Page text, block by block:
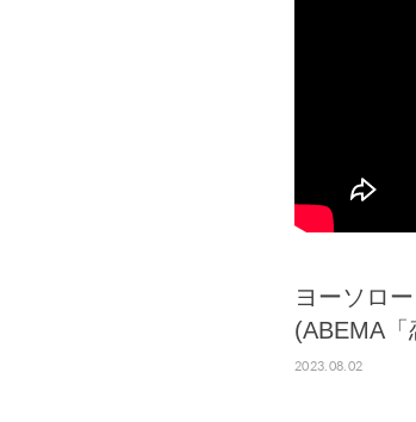
ヨーソロー
(ABEMA
2023.08.02